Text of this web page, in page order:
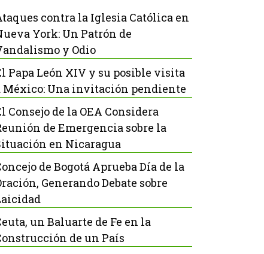
contra la Iglesia Católica en
York: Un Patrón de
y Odio
Papa León XIV y su posible visita
México: Una invitación pendiente
Consejo de la OEA Considera
de Emergencia sobre la
en Nicaragua
de Bogotá Aprueba Día de la
Generando Debate sobre
un Baluarte de Fe en la
de un País